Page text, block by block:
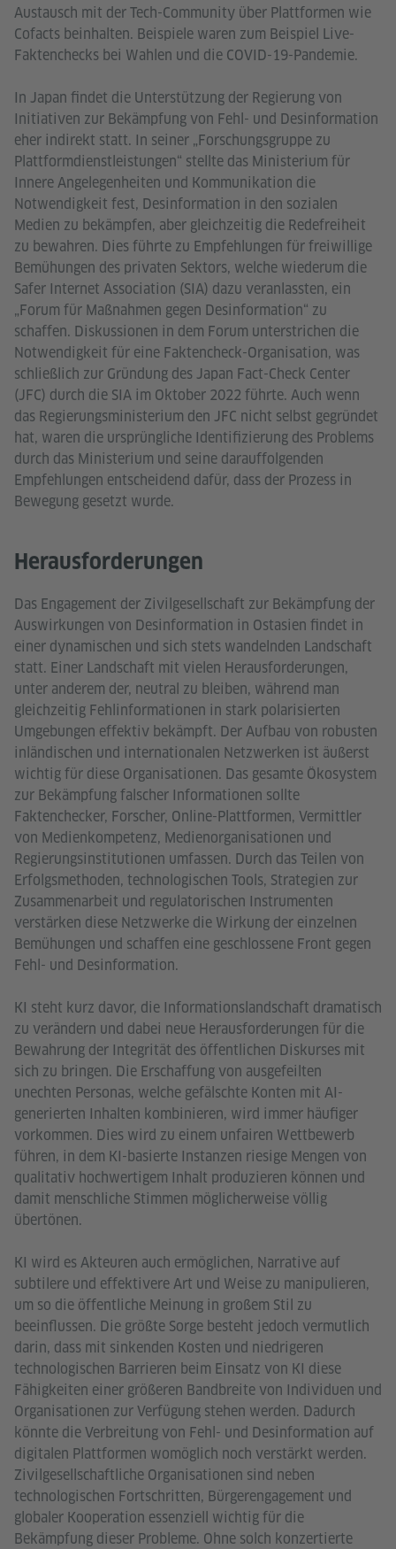
Austausch mit der Tech-Community über Plattformen wie
Cofacts beinhalten. Beispiele waren zum Beispiel Live-
Faktenchecks bei Wahlen und die COVID-19-Pandemie.
In Japan findet die Unterstützung der Regierung von
Initiativen zur Bekämpfung von Fehl- und Desinformation
eher indirekt statt. In seiner „Forschungsgruppe zu
Plattformdienstleistungen“ stellte das Ministerium für
Innere Angelegenheiten und Kommunikation die
Notwendigkeit fest, Desinformation in den sozialen
Medien zu bekämpfen, aber gleichzeitig die Redefreiheit
zu bewahren. Dies führte zu Empfehlungen für freiwillige
Bemühungen des privaten Sektors, welche wiederum die
Safer Internet Association (SIA) dazu veranlassten, ein
„Forum für Maßnahmen gegen Desinformation“ zu
schaffen. Diskussionen in dem Forum unterstrichen die
Notwendigkeit für eine Faktencheck-Organisation, was
schließlich zur Gründung des Japan Fact-Check Center
(JFC) durch die SIA im Oktober 2022 führte. Auch wenn
das Regierungsministerium den JFC nicht selbst gegründet
hat, waren die ursprüngliche Identifizierung des Problems
durch das Ministerium und seine darauffolgenden
Empfehlungen entscheidend dafür, dass der Prozess in
Bewegung gesetzt wurde.
Herausforderungen
Das Engagement der Zivilgesellschaft zur Bekämpfung der
Auswirkungen von Desinformation in Ostasien findet in
einer dynamischen und sich stets wandelnden Landschaft
statt. Einer Landschaft mit vielen Herausforderungen,
unter anderem der, neutral zu bleiben, während man
gleichzeitig Fehlinformationen in stark polarisierten
Umgebungen effektiv bekämpft. Der Aufbau von robusten
inländischen und internationalen Netzwerken ist äußerst
wichtig für diese Organisationen. Das gesamte Ökosystem
zur Bekämpfung falscher Informationen sollte
Faktenchecker, Forscher, Online-Plattformen, Vermittler
von Medienkompetenz, Medienorganisationen und
Regierungsinstitutionen umfassen. Durch das Teilen von
Erfolgsmethoden, technologischen Tools, Strategien zur
Zusammenarbeit und regulatorischen Instrumenten
verstärken diese Netzwerke die Wirkung der einzelnen
Bemühungen und schaffen eine geschlossene Front gegen
Fehl- und Desinformation.
KI steht kurz davor, die Informationslandschaft dramatisch
zu verändern und dabei neue Herausforderungen für die
Bewahrung der Integrität des öffentlichen Diskurses mit
sich zu bringen. Die Erschaffung von ausgefeilten
unechten Personas, welche gefälschte Konten mit AI-
generierten Inhalten kombinieren, wird immer häufiger
vorkommen. Dies wird zu einem unfairen Wettbewerb
führen, in dem KI-basierte Instanzen riesige Mengen von
qualitativ hochwertigem Inhalt produzieren können und
damit menschliche Stimmen möglicherweise völlig
übertönen.
KI wird es Akteuren auch ermöglichen, Narrative auf
subtilere und effektivere Art und Weise zu manipulieren,
um so die öffentliche Meinung in großem Stil zu
beeinflussen. Die größte Sorge besteht jedoch vermutlich
darin, dass mit sinkenden Kosten und niedrigeren
technologischen Barrieren beim Einsatz von KI diese
Fähigkeiten einer größeren Bandbreite von Individuen und
Organisationen zur Verfügung stehen werden. Dadurch
könnte die Verbreitung von Fehl- und Desinformation auf
digitalen Plattformen womöglich noch verstärkt werden.
Zivilgesellschaftliche Organisationen sind neben
technologischen Fortschritten, Bürgerengagement und
globaler Kooperation essenziell wichtig für die
Bekämpfung dieser Probleme. Ohne solch konzertierte